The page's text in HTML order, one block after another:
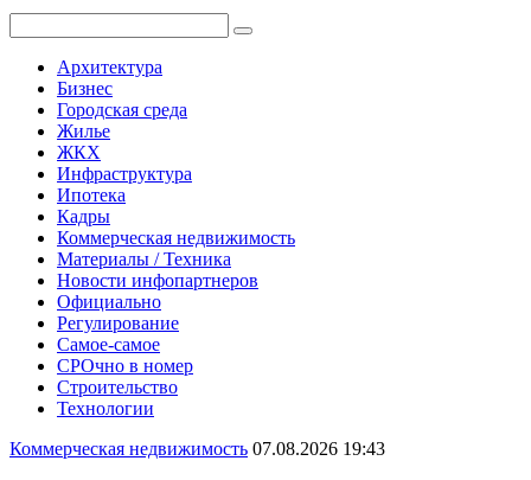
Архитектура
Бизнес
Городская среда
Жилье
ЖКХ
Инфраструктура
Ипотека
Кадры
Коммерческая недвижимость
Материалы / Техника
Новости инфопартнеров
Официально
Регулирование
Самое-самое
СРОчно в номер
Строительство
Технологии
Коммерческая недвижимость 07.08.2026 19:43